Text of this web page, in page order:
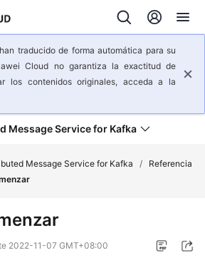
traducido de forma automática para su
Cloud no garantiza la exactitud de
los contenidos originales, acceda a la
Message Service for Kafka
Message Service for Kafka /
Referencia
2022-11-07 GMT+08:00